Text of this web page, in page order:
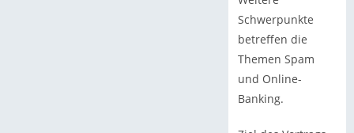
Schwerpunkte
betreffen die
Themen Spam
und Online-
Banking.